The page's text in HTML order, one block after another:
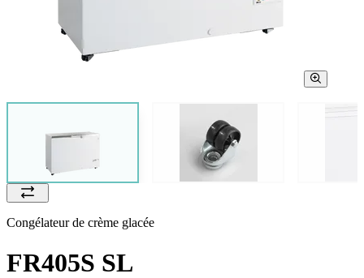
Congélateur de crème glacée
FR405S SL